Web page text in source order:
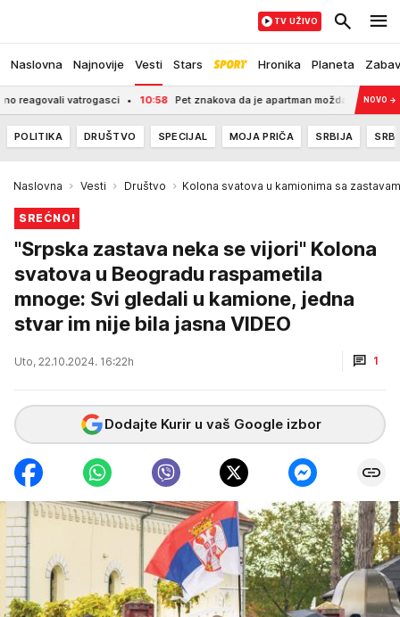
Naslovna Najnovije Vesti Stars Hronika Planeta
TV UŽIVO
vatrogasci 10:58 Pet znakova da je apartman možda lažan: NOVO →
POLITIKA DRUŠTVO SPECIJAL MOJA PRIČA SRBIJA
Naslovna Vesti Društvo Kolona svatova u kamionima sa
SREĆNO!
"Srpska zastava neka se vijori" Kolona
svatova u Beogradu raspametila
mnoge: Svi gledali u kamione, jedna
stvar im nije bila jasna VIDEO
Uto, 22.10.2024. 16:22h 1
Dodajte Kurir u vaš Google izbor